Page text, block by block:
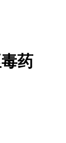
药